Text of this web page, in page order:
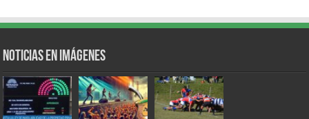
Noticias en Imágenes